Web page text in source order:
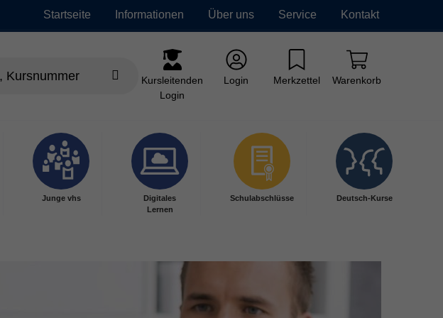
Startseite Informationen Über uns Service Kontakt
Kursleitenden
Login
Login Merkzettel Warenkorb
Junge vhs
Digitales
Lernen
Schulabschlüsse Deutsch-Kurse